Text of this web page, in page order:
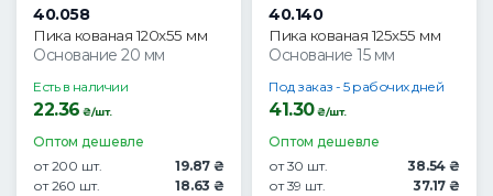
40.058
Пика кованая 120х55 мм
Основание 20 мм
Есть в наличии
22.36 ₴/шт.
Оптом дешевле
от 200 шт.
19.87 ₴
от 260 шт.
18.63 ₴
40.140
Пика кованая 125х55 мм
Основание 15 мм
Под заказ - 5 рабочих дней
41.30₴/шт.
Оптом дешевле
от 30 шт.
38.54 ₴
от 39 шт.
37.17 ₴